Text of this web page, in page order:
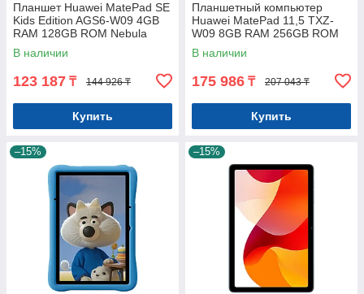
Планшет Huawei MatePad SE
Kids Edition AGS6-W09 4GB
RAM 128GB ROM Nebula
Gray
В наличии
123 187 ₸ 144 926 ₸
Купить
Планшетный компьютер
Huawei MatePad 11,5 TXZ-
W09 8GB RAM 256GB ROM
Space Gray
В наличии
175 986 ₸ 207 043 ₸
Купить
–15% –15%